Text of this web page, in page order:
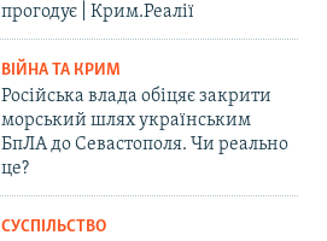
прогодує | Крим.Реалії
ВІЙНА ТА КРИМ
Російська влада обіцяє закрити
морський шлях українським
БпЛА до Севастополя. Чи реально
це?
СУСПІЛЬСТВО